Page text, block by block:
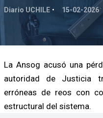
Diario UCHILE 15-02-2026
La Ansog acusó una
autoridad de Justicia
erróneas de reos con
estructural del sistema.